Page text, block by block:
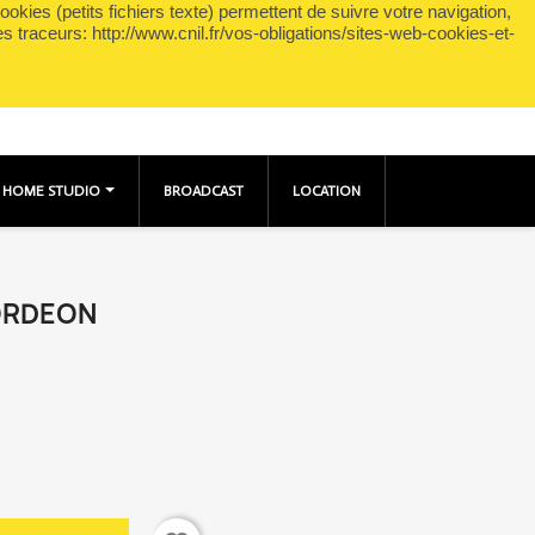
(petits fichiers texte) permettent de suivre votre navigation,
traceurs: http://www.cnil.fr/vos-obligations/sites-web-cookies-et-
Connexion shopping_cartPanier(0)
HOME STUDIO BROADCAST LOCATION